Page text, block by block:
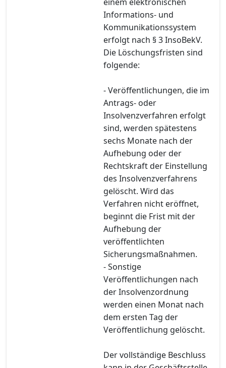
Informations- und
Kommunikationssystem
erfolgt nach § 3 InsoBekV.
Die Löschungsfristen sind
folgende:
- Veröffentlichungen, die im
Antrags- oder
Insolvenzverfahren erfolgt
sind, werden spätestens
sechs Monate nach der
Aufhebung oder der
Rechtskraft der Einstellung
des Insolvenzverfahrens
gelöscht. Wird das
Verfahren nicht eröffnet,
beginnt die Frist mit der
Aufhebung der
veröffentlichten
Sicherungsmaßnahmen.
- Sonstige
Veröffentlichungen nach
der Insolvenzordnung
werden einen Monat nach
dem ersten Tag der
Veröffentlichung gelöscht.
Der vollständige Beschluss